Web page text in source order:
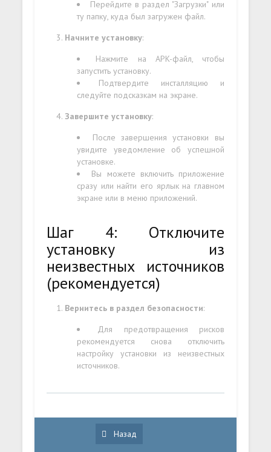
Перейдите в раздел "Загрузки" или
ту папку, куда был загружен файл.
Начните установку:
Нажмите на APK-файл, чтобы
запустить установку.
Подтвердите инсталляцию и
следуйте подсказкам на экране.
Завершите установку:
После завершения установки вы
увидите уведомление об успешной
установке.
Вы можете включить приложение
сразу или найти его ярлык на главном
экране или в меню приложений.
Шаг 4: Отключите
установку из
неизвестных источников
(рекомендуется)
Вернитесь в раздел безопасности:
Для предотвращения рисков
рекомендуется снова отключить
настройку установки из неизвестных
источников.
Назад